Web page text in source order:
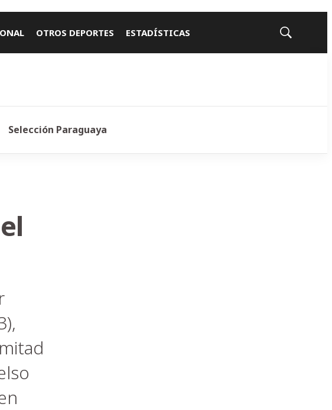
OTROS DEPORTES ESTADÍSTICAS
Mostrar
Selección Paraguaya